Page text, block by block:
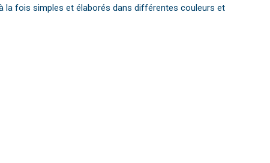
la fois simples et élaborés dans différentes couleurs et